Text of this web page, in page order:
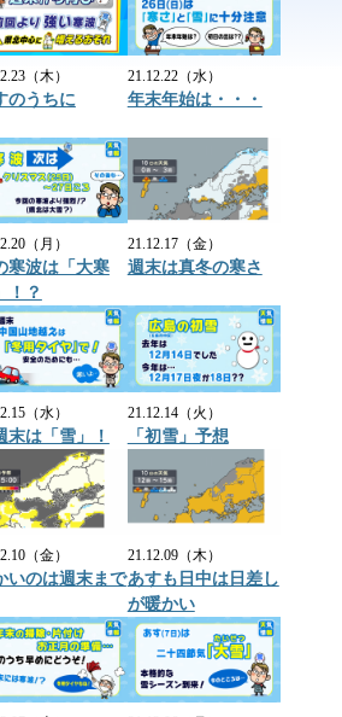
（木）
のうちに
21.12.22（水）
年末年始は・・・
（月）
寒波は「大寒
！？
21.12.17（金）
週末は真冬の寒さ
（水）
末は「雪」！
21.12.14（火）
「初雪」予想
（金）
いのは週末まで
21.12.09（木）
あすも日中は日差し
が暖かい